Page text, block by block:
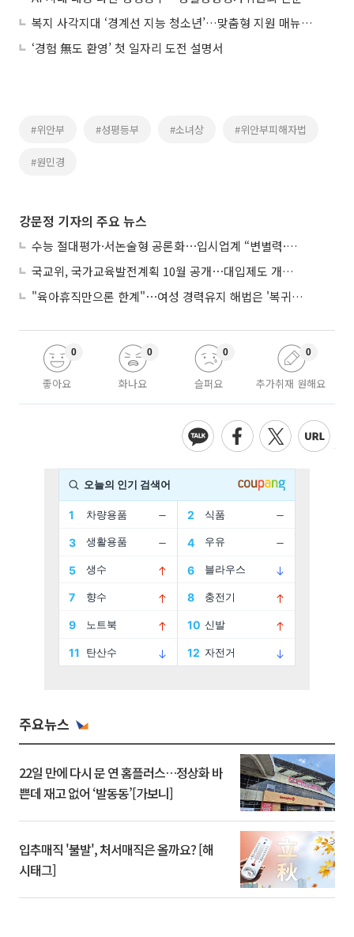
복지 사각지대 ‘경계선 지능 청소년’…맞춤형 지원 매뉴얼 마련
‘경험 無도 환영’ 첫 일자리 도전 설명서
#위안부 #성평등부 #소녀상 #위안부피해자법
#원민경
강문정 기자의 주요 뉴스
수능 절대평가·서논술형 공론화⋯입시업계 “변별력·사교육 대책 먼저”
국교위, 국가교육발전계획 10월 공개⋯대입제도 개편 공론화 추진
"육아휴직만으론 한계"⋯여성 경력유지 해법은 '복귀 후 유연근무’
좋아요
0
화나요
0
슬퍼요
0
추가취재 원해요
0
주요뉴스
22일 만에 다시 문 연 홈플러스…정상화 바
쁜데 재고 없어 ‘발동동’[가보니]
입추매직 '불발', 처서매직은 올까요? [해
시태그]